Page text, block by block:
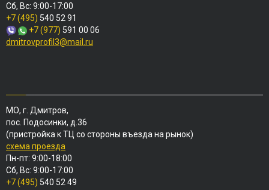
Сб, Вс: 9:00-17:00
+7 (495) 540 52 91
+7 (977) 591 00 06
dmitrovprofil3@mail.ru
МО, г. Дмитров,
пос. Подосинки, д.36
(пристройка к ТЦ со стороны въезда на рынок)
схема проезда
Пн-пт: 9:00-18:00
Сб, Вс: 9:00-17:00
+7 (495) 540 52 49